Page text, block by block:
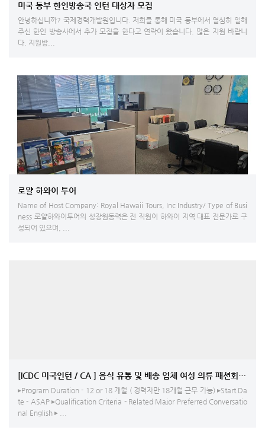
미국 동부 한인방송국 인턴 대상자 모집
안녕하십니까? 국제경력개발원입니다. 저희를 통해 미국 동부에서 열심히 일해
주신 한인 방송사에서 추가 모집을 한다고 연락이 왔습니다. 많은 지원 바랍니
다. 지원방...
로얄 하와이 투어
Name of Host Company: Royal Hawaii Tours, Inc Industry/ Type of Busi
ness 로얄하와이투어의 성장원동력은 전 직원이 하와이 지역 대표 전문가로 구
성되어 있으며, ...
▸Program Duration - 12 or 18 개월 ( 경력자만 18개월 근무 가능) ▸Start Da
te - ASAP ▸Qualification Criteria - Related Major Preferred Conversatio
nal English ▸ ...